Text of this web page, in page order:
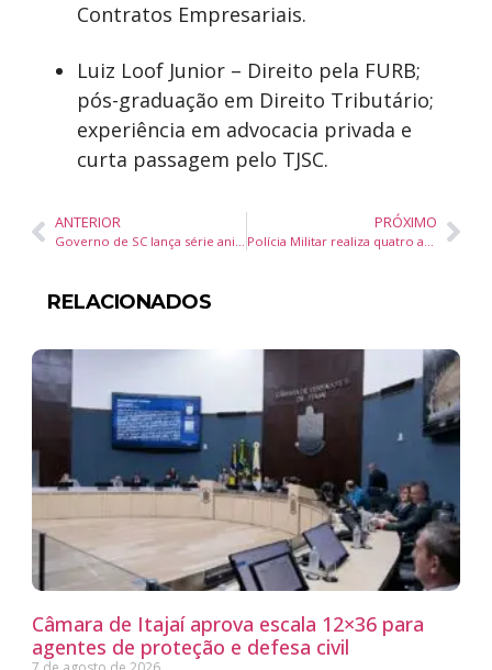
Contratos Empresariais.
Luiz Loof Junior – Direito pela FURB;
pós-graduação em Direito Tributário;
experiência em advocacia privada e
curta passagem pelo TJSC.
ANTERIOR
Governo de SC lança série animada “Passado da Hora” para tornar aulas de história e geografia mais lúdicas
PRÓXIMO
Polícia Militar realiza quatro apreensões por tráfico de drogas no fim de semana em Balneário Camboriú e Camboriú
RELACIONADOS
Câmara de Itajaí aprova escala 12×36 para
agentes de proteção e defesa civil